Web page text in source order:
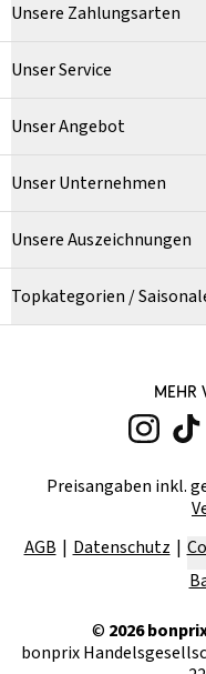
Unsere Zahlungsarten
Unser Service
Unser Angebot
Unser Unternehmen
Unsere Auszeichnungen
Topkategorien /
MEHR
Preisangaben inkl.
AGB
Datenschutz
© 2026
bonprix